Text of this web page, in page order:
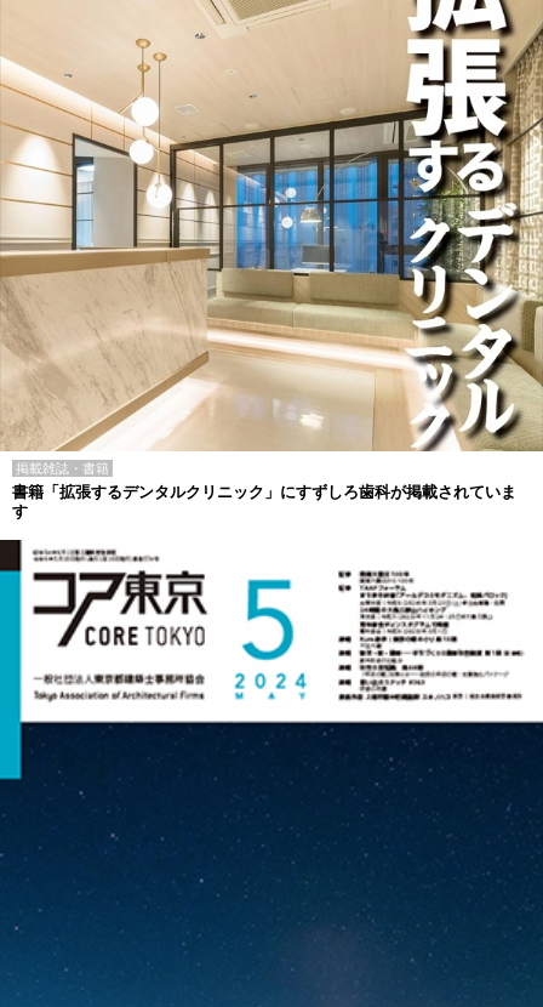
掲載雑誌・書籍
書籍「拡張するデンタルクリニック」にすずしろ歯科が掲載されていま
す